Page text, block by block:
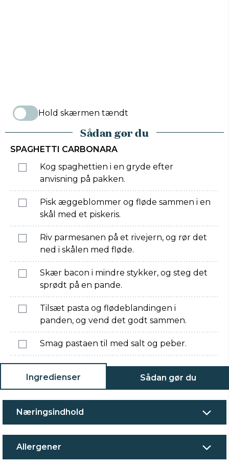
Hold skærmen tændt
Sådan gør du
SPAGHETTI CARBONARA
Kog spaghettien i en gryde efter
anvisning på pakken.
Pisk æggeblommer og fløde sammen i en
skål med et piskeris.
Riv parmesanen på et rivejern, og rør det
ned i skålen med fløde.
Skær bacon i mindre stykker, og steg det
sprødt på en pande.
Tilsæt pasta og flødeblandingen i
panden, og vend det godt sammen.
Smag pastaen til med salt og peber.
Ingredienser Sådan gør du
Næringsindhold
Allergener